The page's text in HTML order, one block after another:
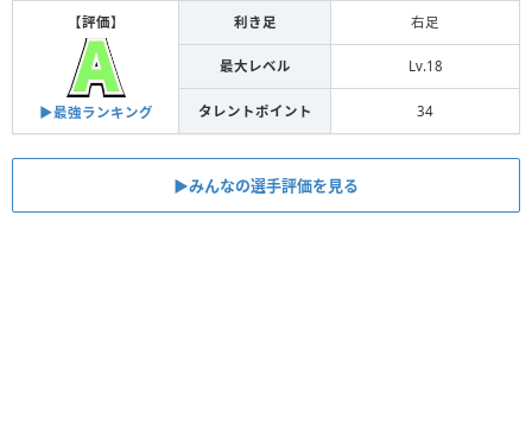
【評価】
▶︎最強ランキング
利き足 右足
最大レベル Lv.18
タレントポイント 34
▶︎みんなの選手評価を見る